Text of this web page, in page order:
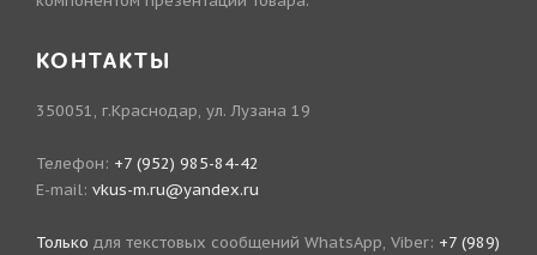
КОНТАКТЫ
350051, г.Краснодар, ул. Лузана 19
Телефон: +7 (952) 985-84-42
E-mail: vkus-m.ru@yandex.ru
Только для текстовых сообщений WhatsApp, Viber: +7 (989)